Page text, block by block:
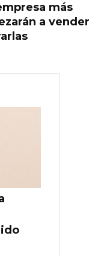
más
a vender